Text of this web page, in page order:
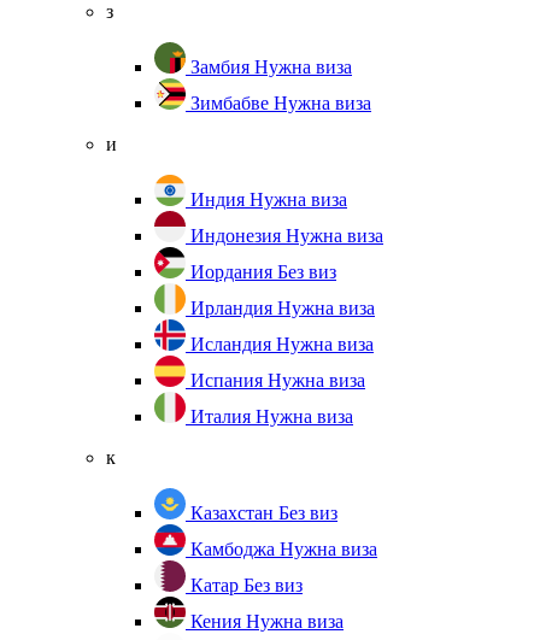
з
Замбия Нужна виза
Зимбабве Нужна виза
и
Индия Нужна виза
Индонезия Нужна виза
Иордания Без виз
Ирландия Нужна виза
Исландия Нужна виза
Испания Нужна виза
Италия Нужна виза
к
Казахстан Без виз
Камбоджа Нужна виза
Катар Без виз
Кения Нужна виза